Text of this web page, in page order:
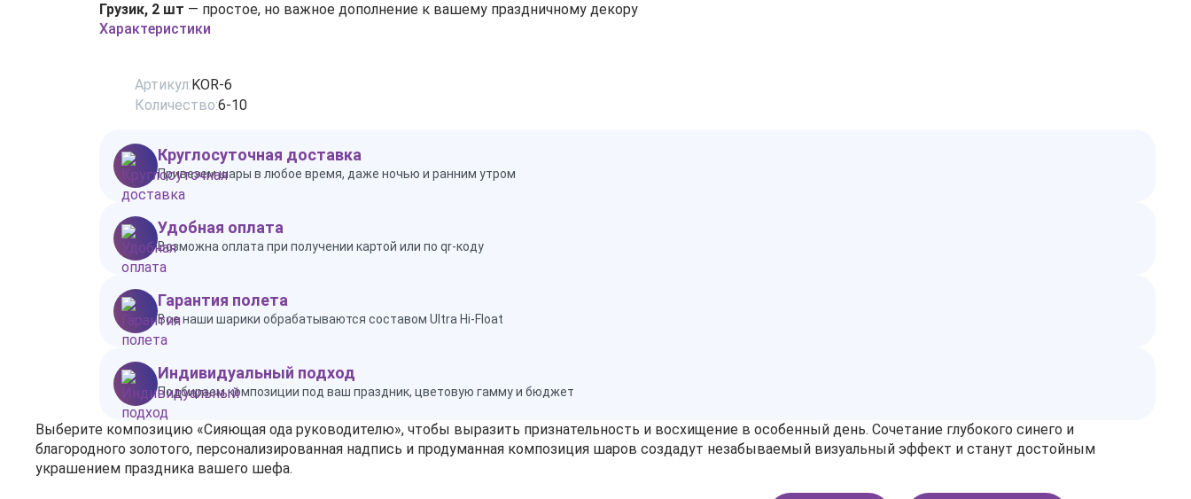
Грузик, 2 шт — простое, но важное дополнение к вашему праздничному декору
Характеристики
Артикул:KOR-6
Количество:6-10
Круглосуточная доставка
Привезем шары в любое время, даже ночью и ранним утром
Удобная оплата
Возможна оплата при получении картой или по qr-коду
Гарантия полета
Все наши шарики обрабатываются составом Ultra Hi-Float
Индивидуальный подход
Подбираем композиции под ваш праздник, цветовую гамму и бюджет
Выберите композицию «Сияющая ода руководителю», чтобы выразить признательность и восхищение в особенный день. Сочетание глубокого синего и
благородного золотого, персонализированная надпись и продуманная композиция шаров создадут незабываемый визуальный эффект и станут достойным
украшением праздника вашего шефа.